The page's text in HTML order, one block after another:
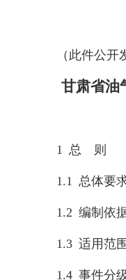
（此件公开
甘肃省油
1 总 则
1.1 总体要
1.2 编制依
1.3 适用范围
1.4 事件分